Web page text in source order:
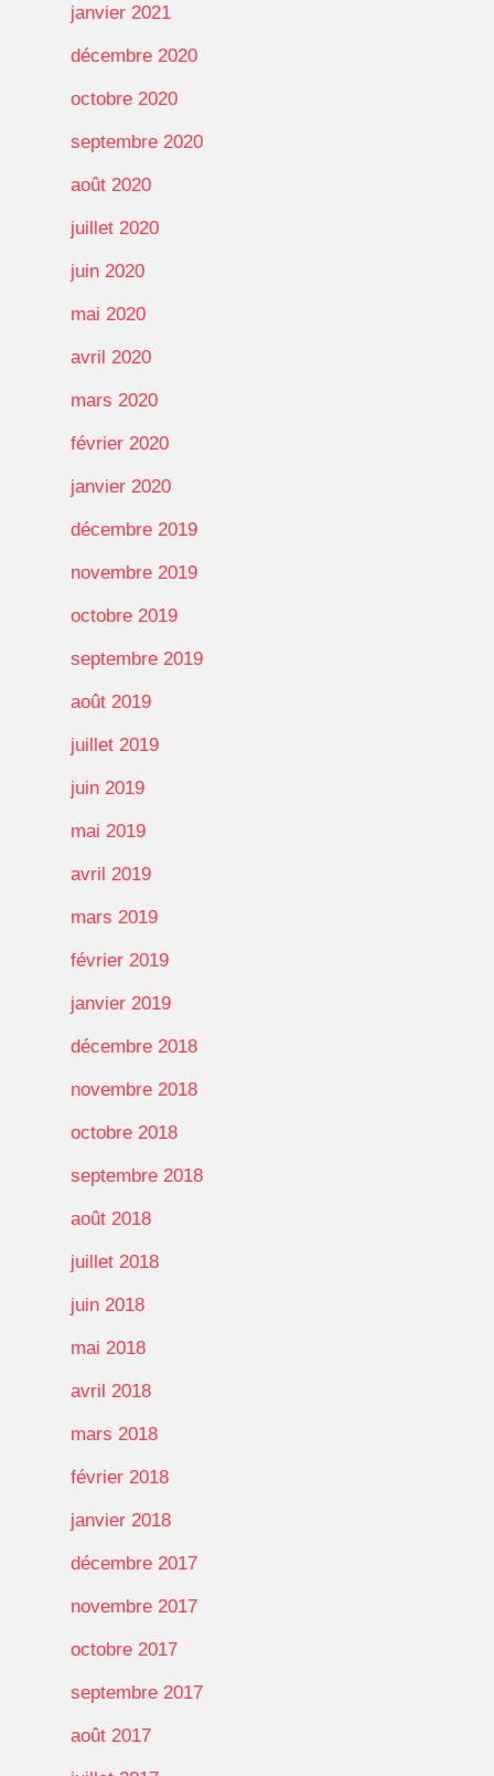
janvier 2021
décembre 2020
octobre 2020
septembre 2020
août 2020
juillet 2020
juin 2020
mai 2020
avril 2020
mars 2020
février 2020
janvier 2020
décembre 2019
novembre 2019
octobre 2019
septembre 2019
août 2019
juillet 2019
juin 2019
mai 2019
avril 2019
mars 2019
février 2019
janvier 2019
décembre 2018
novembre 2018
octobre 2018
septembre 2018
août 2018
juillet 2018
juin 2018
mai 2018
avril 2018
mars 2018
février 2018
janvier 2018
décembre 2017
novembre 2017
octobre 2017
septembre 2017
août 2017